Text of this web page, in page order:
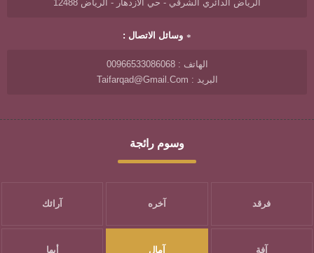
الرياض الدائري الشرقي - حي الازدهار - الرياض 12488
وسائل الاتصال :
الهاتف : 00966533086068
البريد : Taifarqad@gmail.com
وسوم رائجة
فرقد آخره آرائك
آفة آمال أبها